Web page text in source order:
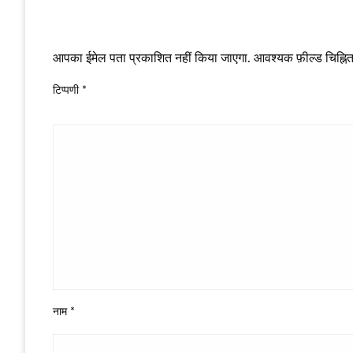
आपका ईमेल पता प्रकाशित नहीं किया जाएगा. आवश्यक फ़ील्ड
टिप्पणी *
नाम *